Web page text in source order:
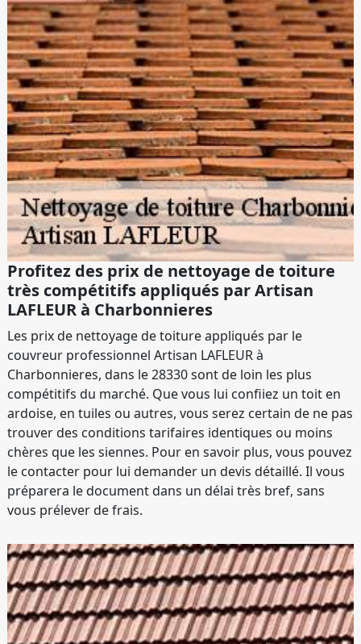
Profitez des prix de nettoyage de toiture
très compétitifs appliqués par Artisan
LAFLEUR à Charbonnieres
Les prix de nettoyage de toiture appliqués par le
couvreur professionnel Artisan LAFLEUR à
Charbonnieres, dans le 28330 sont de loin les plus
compétitifs du marché. Que vous lui confiiez un toit en
ardoise, en tuiles ou autres, vous serez certain de ne pas
trouver des conditions tarifaires identiques ou moins
chères que les siennes. Pour en savoir plus, vous pouvez
le contacter pour lui demander un devis détaillé. Il vous
préparera le document dans un délai très bref, sans
vous prélever de frais.